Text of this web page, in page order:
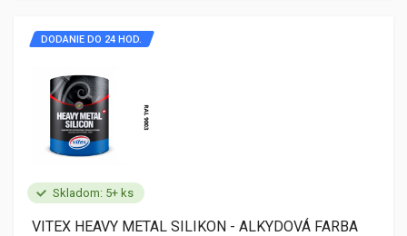
Skladom: 5+ ks
DODANIE DO 24 HOD.
VITEX HEAVY METAL SILIKON - ALKYDOVÁ FARBA